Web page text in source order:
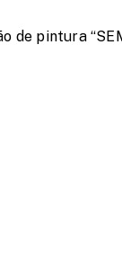
de pintura